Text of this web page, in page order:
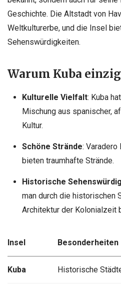
Geschichte. Die Altstadt von
Weltkulturerbe, und die Insel
Sehenswürdigkeiten.
Warum Kuba
Kulturelle Vielfalt: Kuba
Mischung aus spanischer,
Kultur.
Schöne Strände: Varadero
bieten traumhafte Strände.
Historische
man durch die historischen
Architektur der Kolonialzeit
Insel Besonderheiten
Kuba Historische